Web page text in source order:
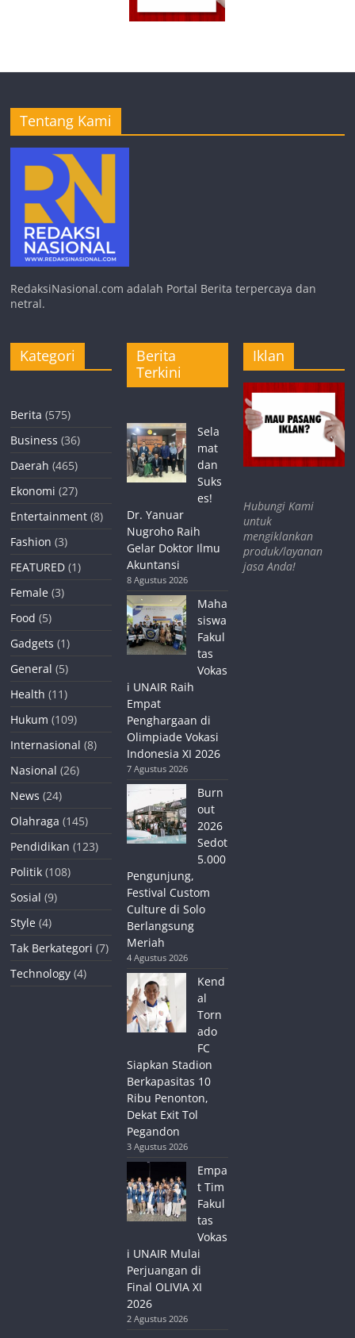
Tentang Kami
RedaksiNasional.com adalah Portal Berita terpercaya dan
netral.
Kategori
Berita (575)
Business (36)
Daerah (465)
Ekonomi (27)
Entertainment (8)
Fashion (3)
FEATURED (1)
Female (3)
Food (5)
Gadgets (1)
General (5)
Health (11)
Hukum (109)
Internasional (8)
Nasional (26)
News (24)
Olahraga (145)
Pendidikan (123)
Politik (108)
Sosial (9)
Style (4)
Tak Berkategori (7)
Technology (4)
Berita
Terkini
Sela
mat
dan
Suks
es!
Dr. Yanuar
Nugroho Raih
Gelar Doktor Ilmu
Akuntansi
8 Agustus 2026
Maha
siswa
Fakul
tas
Vokas
i UNAIR Raih
Empat
Penghargaan di
Olimpiade Vokasi
Indonesia XI 2026
7 Agustus 2026
Burn
out
2026
Sedot
5.000
Pengunjung,
Festival Custom
Culture di Solo
Berlangsung
Meriah
4 Agustus 2026
Kend
al
Torn
ado
FC
Siapkan Stadion
Berkapasitas 10
Ribu Penonton,
Dekat Exit Tol
Pegandon
3 Agustus 2026
Empa
t Tim
Fakul
tas
Vokas
i UNAIR Mulai
Perjuangan di
Final OLIVIA XI
2026
2 Agustus 2026
Iklan
Hubungi Kami
untuk
mengiklankan
produk/layanan
jasa Anda!